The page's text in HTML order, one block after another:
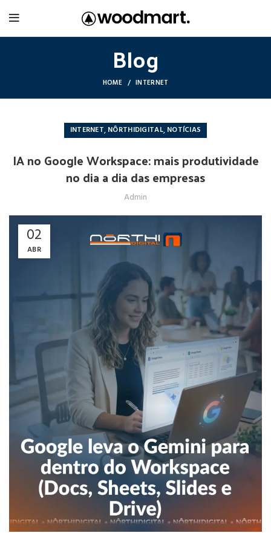
Blog
HOME INTERNET
INTERNET, NÔRTHIDIGITAL, NOTÍCIAS
IA no Google Workspace: mais produtividade
no dia a dia das empresas
Admin
02
ABR